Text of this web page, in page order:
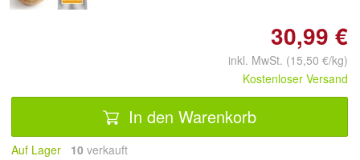
30,99 €
inkl. MwSt. (15,50 €/kg)
Kostenloser Versand
In den Warenkorb
Auf Lager 10 verkauft